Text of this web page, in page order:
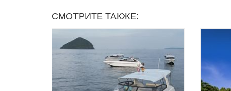
СМОТРИТЕ ТАКЖЕ: